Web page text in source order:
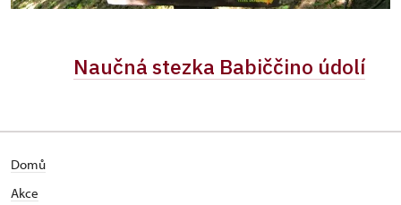
Naučná stezka Babiččino údolí
Domů
Akce